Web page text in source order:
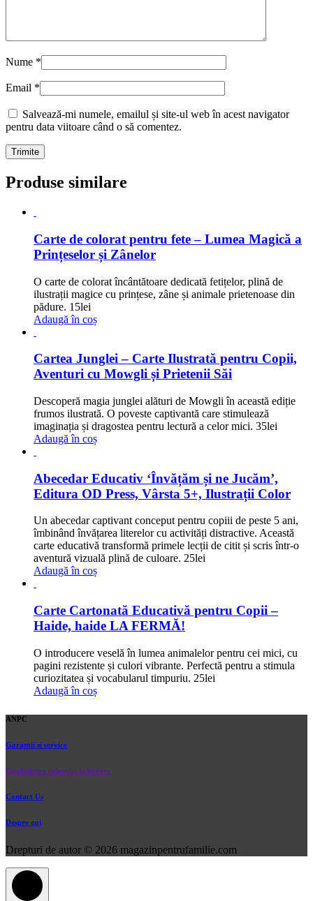
Nume *
Email *
Salvează-mi numele, emailul și site-ul web în acest navigator
pentru data viitoare când o să comentez.
Produse similare
Carte de colorat pentru fete – Lumea Magică a
Prințeselor și Zânelor
O carte de colorat încântătoare dedicată fetițelor, plină de
ilustrații magice cu prințese, zâne și animale prietenoase din
pădure. 15lei
Adaugă în coș
Cartea Junglei – Carte Ilustrată pentru Copii,
Aventuri cu Mowgli și Prietenii Săi
Descoperă magia junglei alături de Mowgli în această ediție
frumos ilustrată. O poveste captivantă care stimulează
imaginația și dragostea pentru lectură a celor mici. 35lei
Adaugă în coș
Abecedar Educativ ‘Învățăm și ne Jucăm’,
Editura OD Press, Vârsta 5+, Ilustrații Color
Un abecedar captivant conceput pentru copiii de peste 5 ani,
îmbinând învățarea literelor cu activități distractive. Această
carte educativă transformă primele lecții de citit și scris într-o
aventură vizuală plină de culoare. 25lei
Adaugă în coș
Carte Cartonată Educativă pentru Copii –
Haide, haide LA FERMĂ!
O introducere veselă în lumea animalelor pentru cei mici, cu
pagini rezistente și culori vibrante. Perfectă pentru a stimula
curiozitatea și vocabularul timpuriu. 25lei
Adaugă în coș
ANPC
Garantii si service
Deschiderea coletului la livrare
Contact Us
Despre noi
Drepturi de autor © 2026 magazinpentrufamilie.com